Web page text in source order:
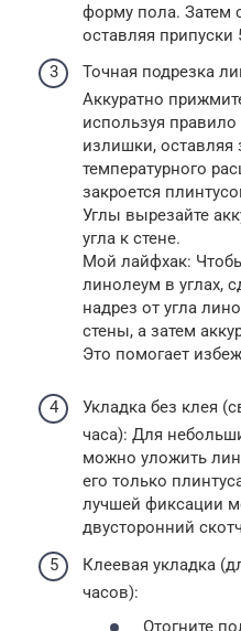
форму пола. Затем
оставляя припуски
Точная подрезка
Аккуратно
используя
излишки, оставляя
температурного
закроется
Углы вырезайте
угла к стене.
Мой лайфхак:
линолеум в углах,
надрез от угла
стены, а затем
Это помогает
Укладка без клея
часа): Для
можно уложить
его только
лучшей фиксации
двусторонний
Клеевая укладка
часов):
Отогните